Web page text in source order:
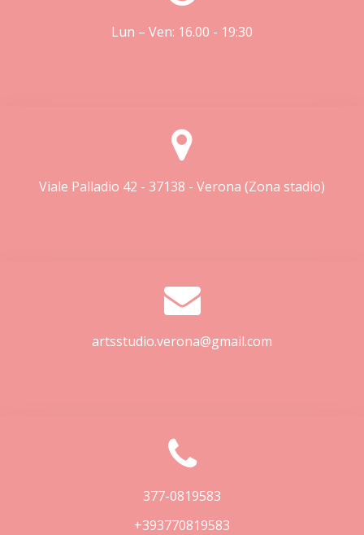
Lun – Ven: 16.00 - 19:30
Viale Palladio 42 - 37138 - Verona (Zona stadio)
artsstudio.verona@gmail.com
377-0819583
+393770819583